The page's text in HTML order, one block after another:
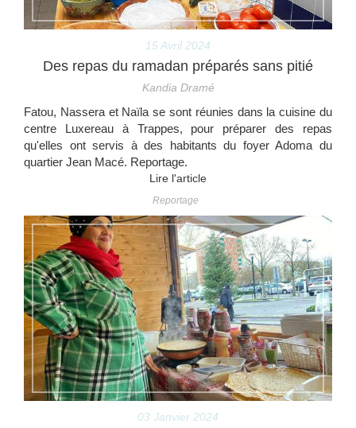
15 Avril 2024
Des repas du ramadan préparés sans pitié
Kandia Dramé
Fatou, Nassera et Naïla se sont réunies dans la cuisine du
centre Luxereau à Trappes, pour préparer des repas
qu'elles ont servis à des habitants du foyer Adoma du
quartier Jean Macé. Reportage.
Lire l'article
Reportage
03 Janvier 2024